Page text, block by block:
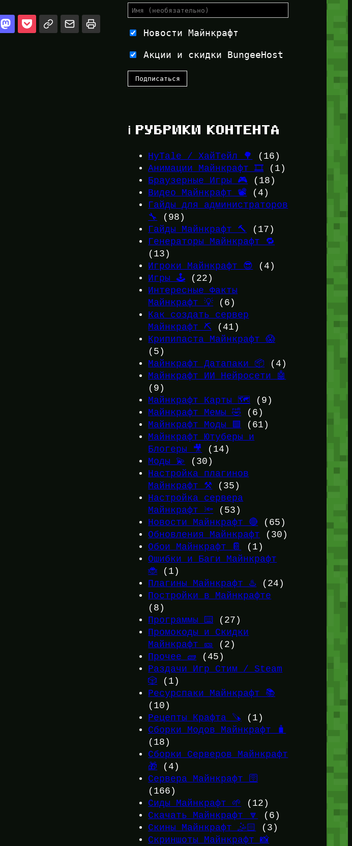
Новости Майнкрафт
Акции и скидки BungeeHost
ℹ️ РУБРИКИ КОНТЕНТА
HyTale / ХайТейл 🌳
(16)
Анимации Майнкрафт 🎞️ (1)
Браузерные Игры 🎮 (18)
Видео Майнкрафт 📽️ (4)
Гайды для администраторов
🔧
(98)
Гайды Майнкрафт 🔨
(17)
Генераторы Майнкрафт 🔁
(13)
Игроки Майнкрафт 😎 (4)
Игры 🕹️ (22)
Интересные Факты
Майнкрафт 💡 (6)
Как создать сервер
Майнкрафт ⛏️ (41)
Крипипаста Майнкрафт 😱
(5)
Майнкрафт Датапаки 📦 (4)
Майнкрафт ИИ Нейросети 🤖
(9)
Майнкрафт Карты 🗺️ (9)
Майнкрафт Мемы 🤣 (6)
Майнкрафт Моды 🟩
(61)
Майнкрафт Ютуберы и
Блогеры 🎥
(14)
Моды 💫
(30)
Настройка плагинов
Майнкрафт ⚒️ (35)
Настройка сервера
Майнкрафт 🔦 (53)
Новости Майнкрафт 🔴 (65)
Обновления Майнкрафт (30)
Обои Майнкрафт 📔
(1)
Ошибки и Баги Майнкрафт
🐞 (1)
Плагины Майнкрафт ♨️ (24)
Постройки в Майнкрафте
(8)
Программы ⌨️
(27)
Промокоды и Скидки
Майнкрафт 🎫
(2)
Прочее 🧱 (45)
Раздачи Игр Стим / Steam
🎲 (1)
Ресурспаки Майнкрафт 📚
(10)
Рецепты Крафта 🪚 (1)
Сборки Модов Майнкрафт 🧳
(18)
Сборки Серверов Майнкрафт
🎁 (4)
Сервера Майнкрафт 🛜
(166)
Сиды Майнкрафт 🌱
(12)
Скачать Майнкрафт 🔽
(6)
Скины Майнкрафт 🤹🏻
(3)
Скриншоты Майнкрафт 📸